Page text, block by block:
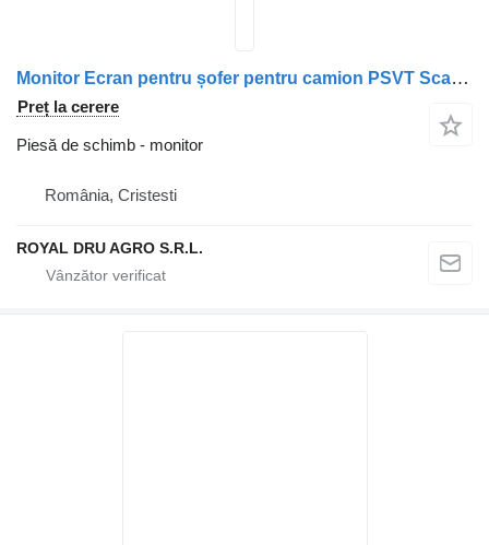
Monitor Ecran pentru șofer pentru camion PSVT Scania AE-TM56BC-27/TM56BC-11
Preț la cerere
Piesă de schimb - monitor
România, Cristesti
ROYAL DRU AGRO S.R.L.